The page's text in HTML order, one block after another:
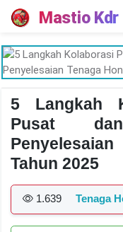
Mastio Kdr
5 Langkah
Pusat
Tahun 2025
1.639 Tenaga